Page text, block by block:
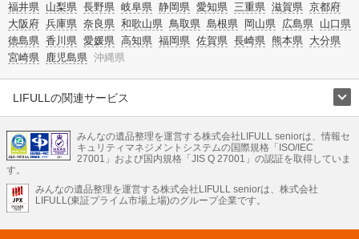
福井県 山梨県 長野県 岐阜県 静岡県 愛知県 三重県 滋賀県 京都府
大阪府 兵庫県 奈良県 和歌山県 鳥取県 島根県 岡山県 広島県 山口県
徳島県 香川県 愛媛県 高知県 福岡県 佐賀県 長崎県 熊本県 大分県
宮崎県 鹿児島県 沖縄県
LIFULLの関連サービス
不動産・住宅
引越し 老人ホーム 地方創生 ママの就労支援
不動産クラウドファンディング 遺品整理 老後の暮らし情報
LIFULL HOME'Sのサービス
不動産・住宅
不動産査定 マンション専門売却査定 不動産投資 アドバイザー
みんなの遺品整理を運営する株式会社LIFULL seniorは、情報セ
キュリティマネジメントシステムの国際規格「ISO/IEC
27001」および国内規格「JIS Q 27001」の認証を取得していま
す。
みんなの遺品整理を運営する株式会社LIFULL seniorは、株式会社
LIFULL(東証プライム市場上場)のグループ企業です。